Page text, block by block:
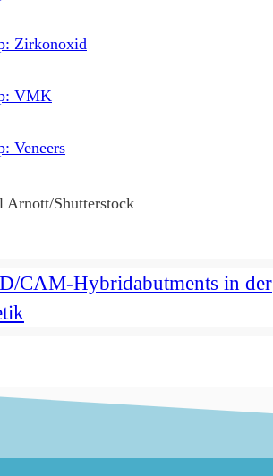
Zirkonoxid
VMK
Veneers
Arnott/Shutterstock
CAM-Hybridabutments in der